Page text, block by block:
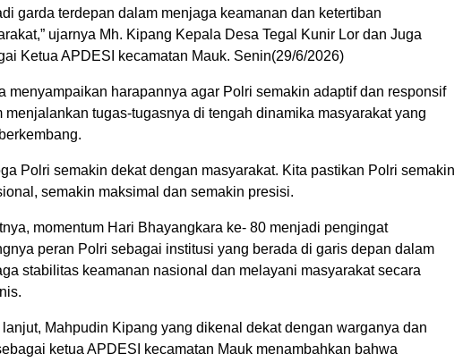
garda terdepan dalam menjaga keamanan dan ketertiban
ujarnya Mh. Kipang Kepala Desa Tegal Kunir Lor dan Juga
Ketua APDESI kecamatan Mauk. Senin(29/6/2026)
menyampaikan harapannya agar Polri semakin adaptif dan responsif
menjalankan tugas-tugasnya di tengah dinamika masyarakat yang
Polri semakin dekat dengan masyarakat. Kita pastikan Polri semakin
semakin maksimal dan semakin presisi.
momentum Hari Bhayangkara ke- 80 menjadi pengingat
peran Polri sebagai institusi yang berada di garis depan dalam
stabilitas keamanan nasional dan melayani masyarakat secara
lanjut, Mahpudin Kipang yang dikenal dekat dengan warganya dan
ketua APDESI kecamatan Mauk menambahkan bahwa